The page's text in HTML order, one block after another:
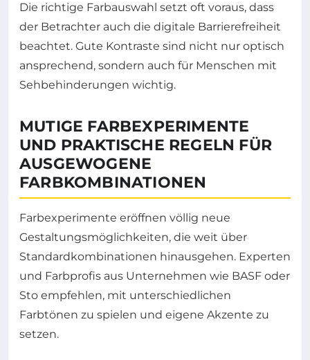
Die richtige Farbauswahl setzt oft voraus, dass
der Betrachter auch die digitale Barrierefreiheit
beachtet. Gute Kontraste sind nicht nur optisch
ansprechend, sondern auch für Menschen mit
Sehbehinderungen wichtig.
MUTIGE FARBEXPERIMENTE
UND PRAKTISCHE REGELN FÜR
AUSGEWOGENE
FARBKOMBINATIONEN
Farbexperimente eröffnen völlig neue
Gestaltungsmöglichkeiten, die weit über
Standardkombinationen hinausgehen. Experten
und Farbprofis aus Unternehmen wie BASF oder
Sto empfehlen, mit unterschiedlichen
Farbtönen zu spielen und eigene Akzente zu
setzen.